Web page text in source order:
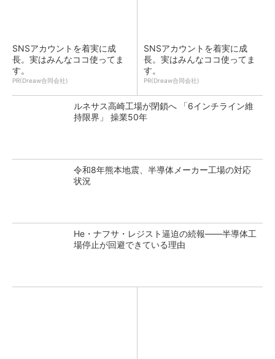
SNSアカウントを着実に成
長。実はみんなココ使ってま
す。
PR(Dreaw合同会社)
SNSアカウントを着実に成
長。実はみんなココ使ってま
す。
PR(Dreaw合同会社)
ルネサス高崎工場が閉鎖へ 「6インチライン維
持限界」 操業50年
令和8年熊本地震、半導体メーカー工場の対応
状況
He・ナフサ・レジスト逼迫の続報――半導体工
場停止が回避できている理由